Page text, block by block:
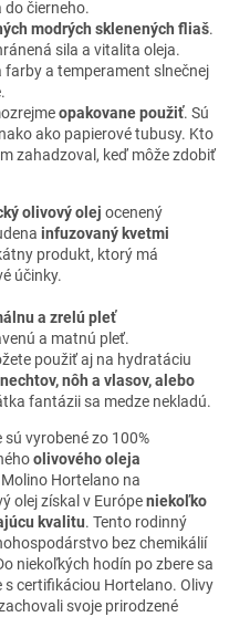
čierneho.
modrých sklenených fliaš.
sila a vitalita oleja.
farby a temperament slnečnej
opakovane použiť. Sú
ako papierové tubusy. Kto
zahadzoval, keď môže zdobiť
olivový olej ocenený
infuzovaný kvetmi
produkt, ktorý má
účinky.
a zrelú pleť
a matnú pleť.
použiť aj na hydratáciu
nôh a vlasov, alebo
fantázii sa medze nekladú.
vyrobené zo 100%
olivového oleja
Hortelano na
olej získal v Európeniekoľko
kvalitu. Tento rodinný
bez chemikálií
niekoľkých hodín po zbere sa
s certifikáciou Hortelano. Olivy
svoje prirodzené